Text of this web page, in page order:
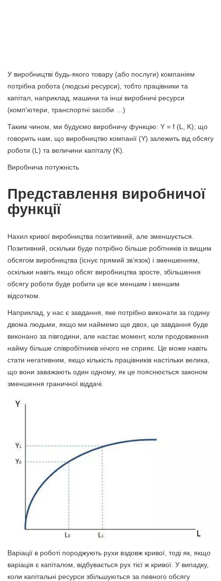
У виробництві будь-якого товару (або послуги) компаніям
потрібна робота (людські ресурси), тобто працівники та
капітал, наприклад, машини та інші виробничі ресурси
(комп'ютери, транспортні засоби …)
Таким чином, ми будуємо виробничу функцію: Y = f (L, K); що
говорить нам, що виробництво компанії (Y) залежить від обсягу
роботи (L) та величини капіталу (K).
Виробнича потужність
Представлення виробничої
функції
Нахил кривої виробництва позитивний, але зменшується.
Позитивний, оскільки буде потрібно більше робітників із вищим
обсягом виробництва (існує прямий зв’язок) і зменшенням,
оскільки навіть якщо обсяг виробництва зросте, збільшення
обсягу роботи буде робити це все меншим і меншим
відсотком.
Наприклад, у нас є завдання, яке потрібно виконати за годину
двома людьми, якщо ми наймемо ще двох, це завдання буде
виконано за півгодини, але настає момент, коли продовження
найму більше співробітників нічого не сприяє. Це може навіть
стати негативним, якщо кількість працівників настільки велика,
що вони заважають один одному, як це пояснюється законом
зменшення граничної віддачі.
Варіації в роботі породжують рухи вздовж кривої, тоді як, якщо
варіація є капіталом, відбувається рух тієї ж кривої. У випадку,
коли капітальні ресурси збільшуються за певного обсягу